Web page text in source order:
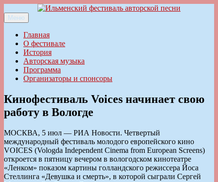
к
содержимому
Ильменский фестиваль авторской песни
Меню
Главная
О фестивале
История
Авторская музыка
Программа
Организаторы и спонсоры
Кинофестиваль Voices начинает свою
работу в Вологде
МОСКВА, 5 июл — РИА Новости. Четвертый
международный фестиваль молодого европейского кино
VOICES (Vologda Independent Cinema from European Screens)
откроется в пятницу вечером в вологодском кинотеатре
«Ленком» показом картины голландского режиссера Йоса
Стеллинга «Девушка и смерть», в которой сыграли Сергей